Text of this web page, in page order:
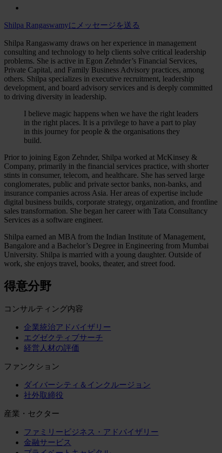
Shilpa Rangaswamyにメッセージを送る
Shilpa Rangaswamy draws on her experience in management
consulting and technology to help clients solve critical leadership
problems. She is active in Egon Zehnder’s Financial Services,
Private Capital, and Family Business Advisory practices, among
others. Shilpa specializes in executive recruitment, leadership
development, and board advisory services and is deeply committed
to driving diversity in leadership.
I believe magic happens when we have the right leaders
in the right places. It is a privilege to have a part to play
in this journey for people & the organisations they
build.
Prior to joining Egon Zehnder, Shilpa worked at McKinsey &
Company, primarily in the financial services practice, with shorter
stints in consumer, telecom, and healthcare. She has served large
conglomerates, public and private sector banks, non-banks, and
insurance companies across Asia. Her areas of expertise include
digital business builds, corporate strategy, organization, and frontline
sales transformation. She began her career with Tata Consultancy
Services as a software engineer.
Shilpa earned an MBA from the Indian Institute of Management,
Bangalore and a Bachelor’s Degree in Engineering from Mumbai
University. Shilpa is married with a young daughter. Outside of
work, she enjoys travel, books, theater, and street food.
得意分野
コンサルティング内容
企業統治アドバイザリー
エグゼクティブサーチ
経営人材の評価
ファンクション
ダイバーシティ＆インクルージョン
社外取締役
産業・セクター
ファミリービジネス・アドバイザリー
金融サービス